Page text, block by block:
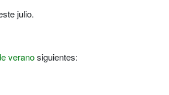
julio.
veranosiguientes: